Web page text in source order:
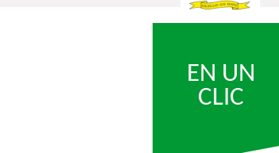
EN UN
CLIC